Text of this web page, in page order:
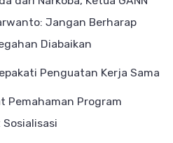
Jangan Berharap
Diabaikan
Penguatan Kerja Sama
Pemahaman Program